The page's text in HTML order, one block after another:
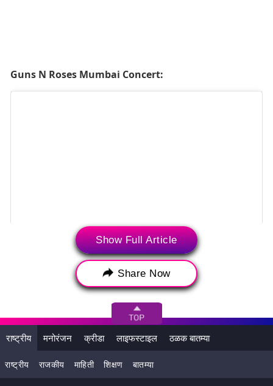
Guns N Roses Mumbai Concert:
View this post on Instagram
Show Full Article
Share Now
राष्ट्रीय मनोरंजन क्रीडा लाइफस्टाइल ठळक बातम्या
राष्ट्रीय राजकीय माहिती शिक्षण बातम्या